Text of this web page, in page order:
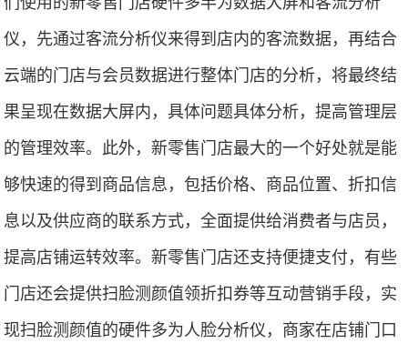
仪，先通过客流分析仪来得到店内的客流数据，再结合
云端的门店与会员数据进行整体门店的分析，将最终结
果呈现在数据大屏内，具体问题具体分析，提高管理层
的管理效率。此外，新零售门店最大的一个好处就是能
够快速的得到商品信息，包括价格、商品位置、折扣信
息以及供应商的联系方式，全面提供给消费者与店员，
提高店铺运转效率。新零售门店还支持便捷支付，有些
门店还会提供扫脸测颜值领折扣券等互动营销手段，实
现扫脸测颜值的硬件多为人脸分析仪，商家在店铺门口